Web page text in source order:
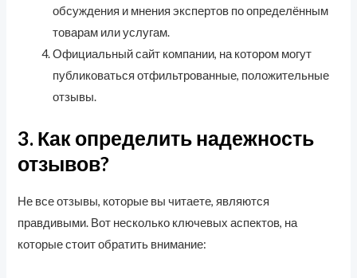
обсуждения и мнения экспертов по определённым
товарам или услугам.
Официальный сайт компании, на котором могут
публиковаться отфильтрованные, положительные
отзывы.
3. Как определить надежность
отзывов?
Не все отзывы, которые вы читаете, являются
правдивыми. Вот несколько ключевых аспектов, на
которые стоит обратить внимание: